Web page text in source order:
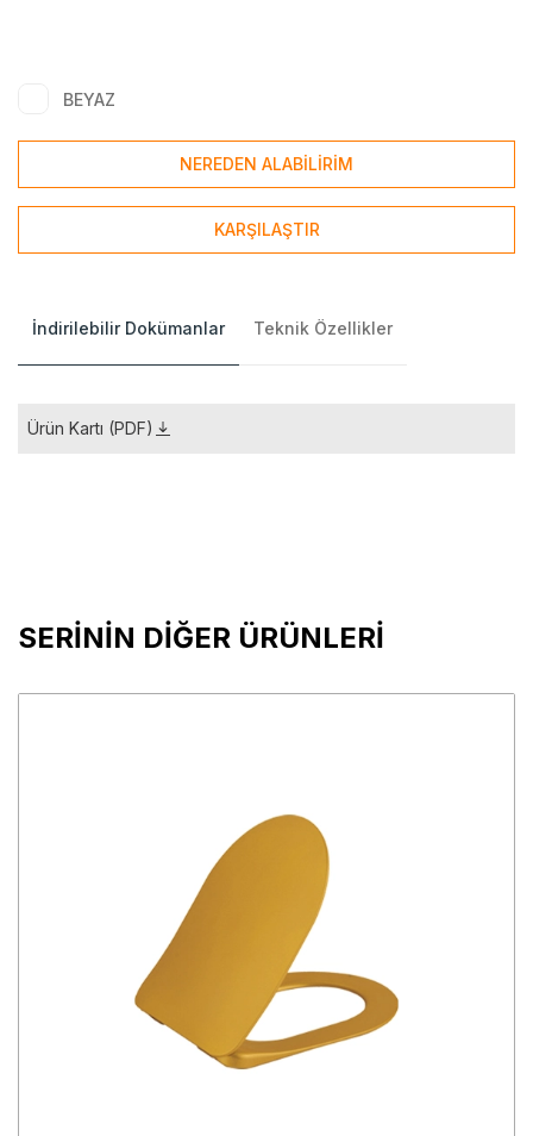
BEYAZ
NEREDEN ALABİLİRİM
KARŞILAŞTIR
İndirilebilir Dokümanlar Teknik Özellikler
Ürün Kartı (PDF)
SERİNİN DİĞER ÜRÜNLERİ